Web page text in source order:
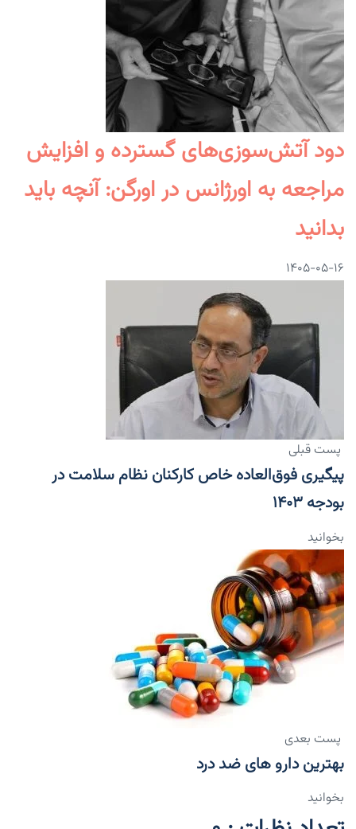
دود آتش‌سوزی‌های گسترده و افزایش
مراجعه به اورژانس در اورگن: آنچه باید
بدانید
۱۴۰۵-۰۵-۱۶
پست قبلی
پیگیری فوق‌العاده خاص کارکنان نظام سلامت در
بودجه ۱۴۰۳
بخوانید
پست بعدی
بهترین دارو های ضد درد
بخوانید